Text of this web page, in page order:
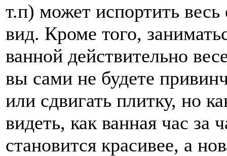
т.п) может испортить
вид. Кроме того,
ванной действительно
вы сами не будете
или сдвигать плитку, но
видеть, как ванная час за
становится красивее, а